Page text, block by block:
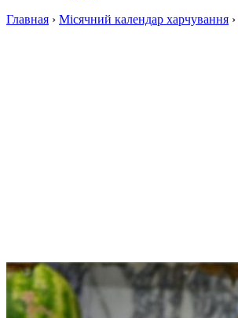
Главная › Місячний календар харчування ›